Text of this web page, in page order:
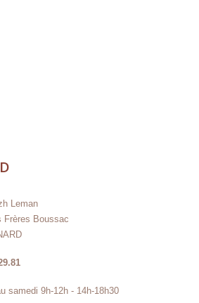
Leman
Frères Boussac
samedi 9h-12h - 14h-18h30